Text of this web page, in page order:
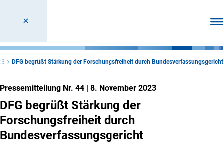
DFG begrüßt Stärkung der Forschungsfreiheit durch Bundesverfassungsgericht
Pressemitteilung Nr. 44 | 8. November 2023
DFG begrüßt Stärkung der
Forschungsfreiheit durch
Bundesverfassungsgericht